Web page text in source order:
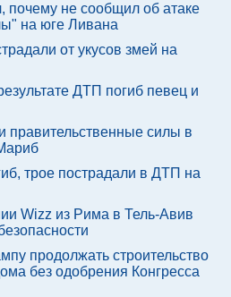
не сообщил об атаке
на юге Ливана
от укусов змей на
ДТП погиб певец и
правительственные силы в
трое пострадали в ДТП на
Wizz из Рима в Тель-Авив
продолжать строительство
без одобрения Конгресса